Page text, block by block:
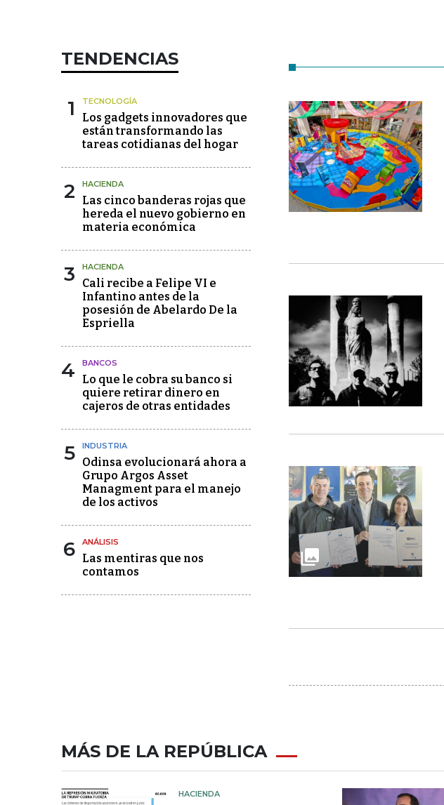
TENDENCIAS
1 TECNOLOGÍA
Los gadgets innovadores que
están transformando las
tareas cotidianas del hogar
2 HACIENDA
Las cinco banderas rojas que
hereda el nuevo gobierno en
materia económica
3 HACIENDA
Cali recibe a Felipe VI e
Infantino antes de la
posesión de Abelardo De la
Espriella
4 BANCOS
Lo que le cobra su banco si
quiere retirar dinero en
cajeros de otras entidades
5 INDUSTRIA
Odinsa evolucionará ahora a
Grupo Argos Asset
Managment para el manejo
de los activos
6 ANÁLISIS
Las mentiras que nos
contamos
MÁS DE LA REPÚBLICA
HACIENDA